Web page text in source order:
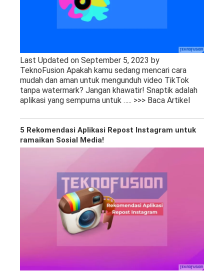
Last Updated on September 5, 2023 by
TeknoFusion Apakah kamu sedang mencari cara
mudah dan aman untuk mengunduh video TikTok
tanpa watermark? Jangan khawatir! Snaptik adalah
aplikasi yang sempurna untuk ….. >>> Baca Artikel
5 Rekomendasi Aplikasi Repost Instagram untuk
ramaikan Sosial Media!